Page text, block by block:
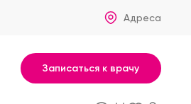
Адреса
Записаться к врачу